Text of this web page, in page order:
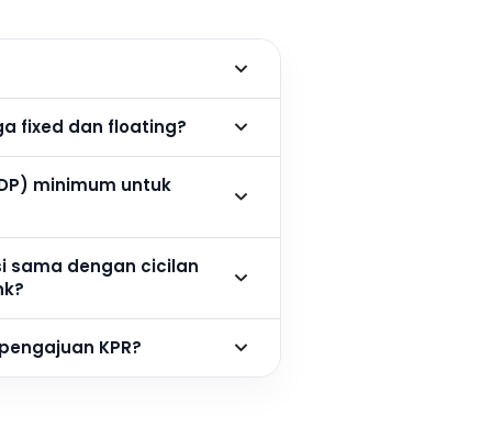
fixed dan floating?
minimum untuk
sama dengan cicilan
KPR?